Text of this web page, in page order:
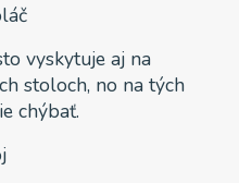
vyskytuje aj na
stoloch, no na tých
chýbať.